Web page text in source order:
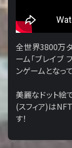
全世界3800万
ーム「ブレイブ
ンゲームとなっ
美麗なドット絵
(スフィア)は
す！